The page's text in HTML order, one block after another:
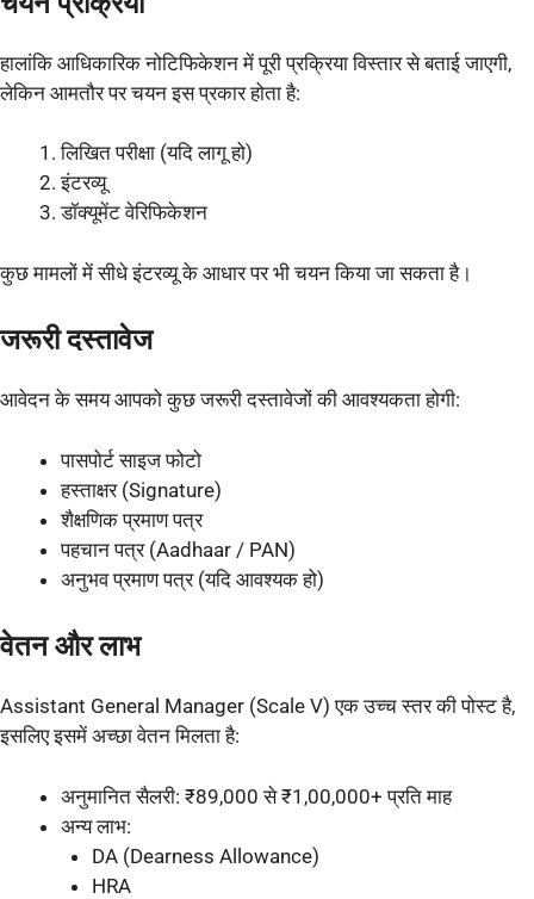
हालांकि आधिकारिक नोटिफिकेशन में पूरी प्रक्रिया विस्तार से बताई जाएगी,
लेकिन आमतौर पर चयन इस प्रकार होता है:
लिखित परीक्षा (यदि लागू हो)
इंटरव्यू
डॉक्यूमेंट वेरिफिकेशन
कुछ मामलों में सीधे इंटरव्यू के आधार पर भी चयन किया जा सकता है।
जरूरी दस्तावेज
आवेदन के समय आपको कुछ जरूरी दस्तावेजों की आवश्यकता होगी:
पासपोर्ट साइज फोटो
हस्ताक्षर (Signature)
शैक्षणिक प्रमाण पत्र
पहचान पत्र (Aadhaar / PAN)
अनुभव प्रमाण पत्र (यदि आवश्यक हो)
वेतन और लाभ
Assistant General Manager (Scale V) एक उच्च स्तर की पोस्ट है,
इसलिए इसमें अच्छा वेतन मिलता है:
अनुमानित सैलरी: ₹89,000 से ₹1,00,000+ प्रति माह
अन्य लाभ:
DA (Dearness Allowance)
HRA